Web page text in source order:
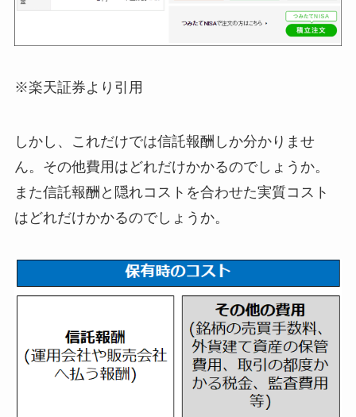
※楽天証券より引用
しかし、これだけでは信託報酬しか分かりませ
ん。その他費用はどれだけかかるのでしょうか。
また信託報酬と隠れコストを合わせた実質コスト
はどれだけかかるのでしょうか。